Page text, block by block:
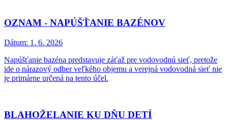
OZNAM - NAPÚŠŤANIE BAZÉNOV
Dátum: 1. 6. 2026
Napúšťanie bazéna predstavuje záťaž pre vodovodnú sieť, pretože
ide o nárazový odber veľkého objemu a verejná vodovodná sieť nie
je primárne určená na tento účel.
BLAHOŽELANIE KU DŇU DETÍ